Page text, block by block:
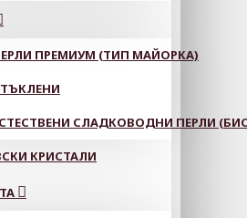
ПРЕМИУМ (ТИП МАЙОРКА)
СЛАДКОВОДНИ ПЕРЛИ
КРИСТАЛИ